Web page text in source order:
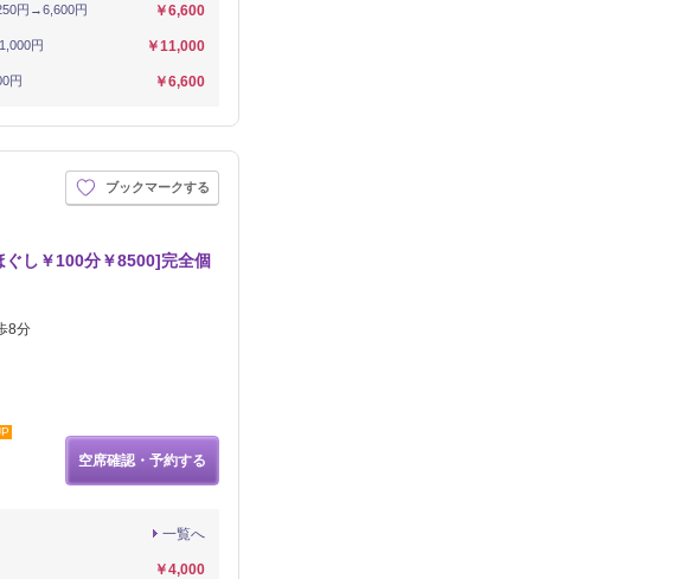
円→6,600円 ￥6,600
円 ￥11,000
円 ￥6,600
ブックマークする
し￥100分￥8500]完全個
8分
空席確認・予約する
一覧へ
￥4,000